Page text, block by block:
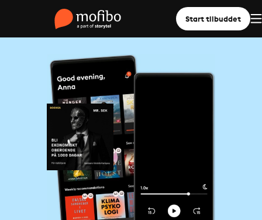
Start tilbuddet